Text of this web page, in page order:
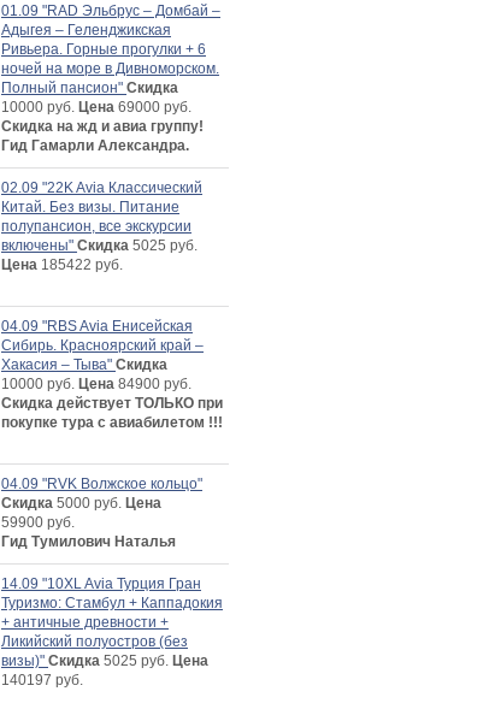
01.09 "RAD Эльбрус – Домбай –
Адыгея – Геленджикская
Ривьера. Горные прогулки + 6
ночей на море в Дивноморском.
Полный пансион" Скидка
10000 руб. Цена 69000 руб.
Скидка на жд и авиа группу!
Гид Гамарли Александра.
02.09 "22K Avia Классический
Китай. Без визы. Питание
полупансион, все экскурсии
включены" Скидка 5025 руб.
Цена 185422 руб.
04.09 "RBS Avia Енисейская
Сибирь. Красноярский край –
Хакасия – Тыва" Скидка
10000 руб. Цена 84900 руб.
Скидка действует ТОЛЬКО при
покупке тура с авиабилетом !!!
04.09 "RVK Волжское кольцо"
Скидка 5000 руб. Цена
59900 руб.
Гид Тумилович Наталья
14.09 "10XL Avia Турция Гран
Туризмо: Стамбул + Каппадокия
+ античные древности +
Ликийский полуостров (без
визы)" Скидка 5025 руб. Цена
140197 руб.